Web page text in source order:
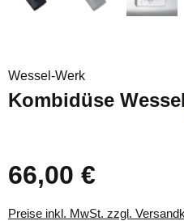
Wessel-Werk
Kombidüse
66,00 €
Preise inkl. MwSt. zzgl.